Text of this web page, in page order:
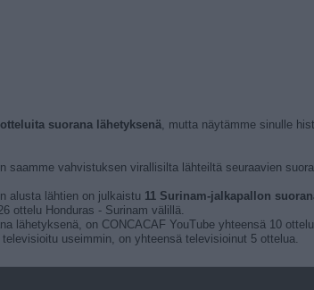
suorana lähetyksenä, mutta näytämme sinulle
saamme vahvistuksen virallisilta lähteiltä seuraavien
alusta lähtien on julkaistu 11 Surinam-jalkapallon
ottelu Honduras - Surinam välillä.
lähetyksenä, on CONCACAF YouTube yhteensä 10
useimmin, on yhteensä televisioinut 5 ottelua.